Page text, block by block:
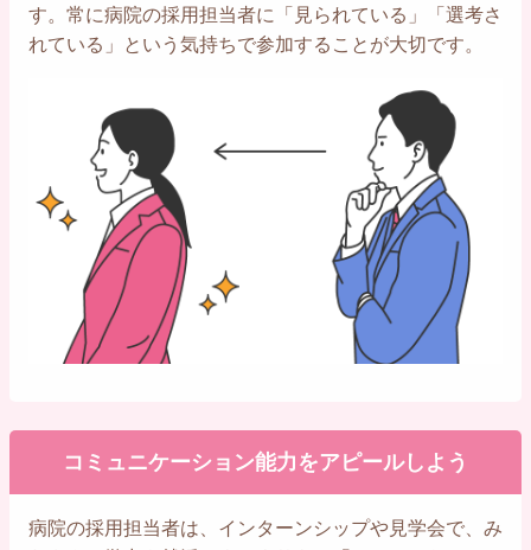
す。常に病院の採用担当者に「見られている」「選考さ
れている」という気持ちで参加することが大切です。
コミュニケーション能力をアピールしよう
病院の採用担当者は、インターンシップや見学会で、み